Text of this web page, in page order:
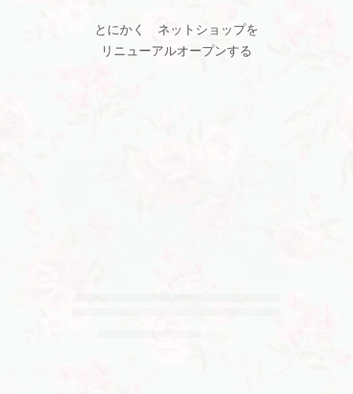
とにかく ネットショップを
リニューアルオープンする